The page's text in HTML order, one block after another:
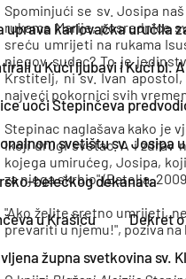
uprava karlovačka uručila
u Kući ljubavi i Kući bl.
uoči Stepinčeva
svetištu sv. Josipa
belečkog dekanata
u Krašiću Dekret
župna svetkovina sv.
Spominjući se sv. Josipa
rukama Marije, posrednice
sreću umrijeti na rukama
njegov sudac? To je
Krstitelj, ni sv. Ivan
najveći pokornici svih
Stepinac naglašava kako je
ikoji drugi svetac. A i zdrav
kojega umirućeg, Josipa,
za njega skrbio" (Batelja,
"Ako želite sretno umrijeti,
prevariti u njemu!", poziva